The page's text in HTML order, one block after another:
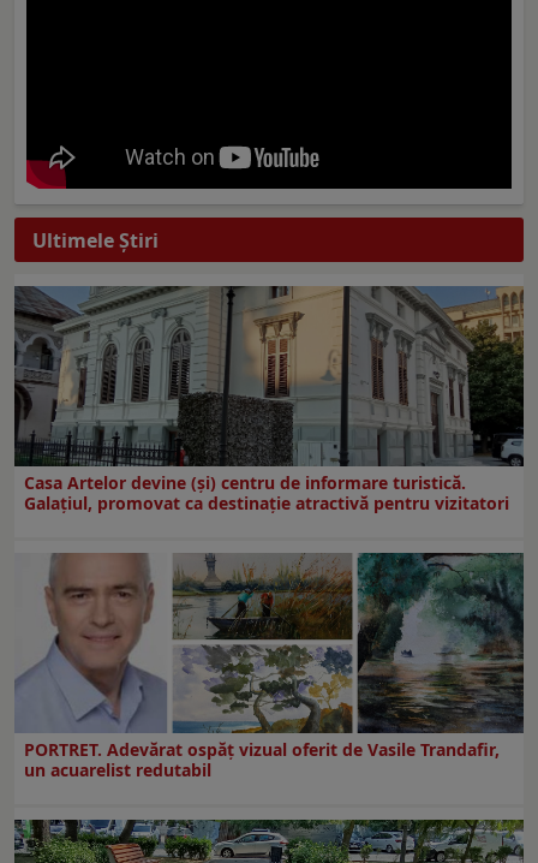
Ultimele Ştiri
Casa Artelor devine (şi) centru de informare turistică.
Galaţiul, promovat ca destinaţie atractivă pentru vizitatori
PORTRET. Adevărat ospăț vizual oferit de Vasile Trandafir,
un acuarelist redutabil